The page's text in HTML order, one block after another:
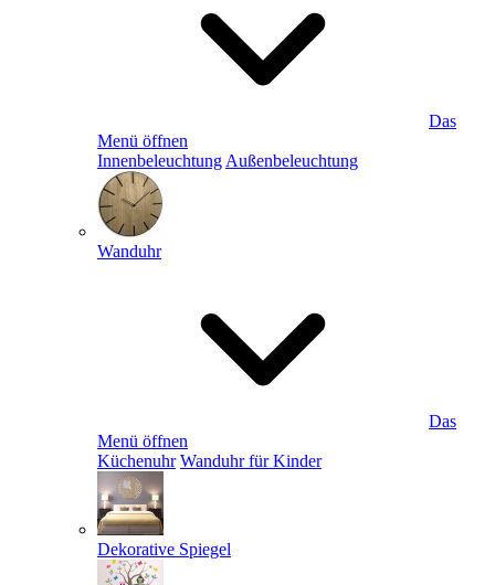
Das
Menü öffnen
Innenbeleuchtung Außenbeleuchtung
Wanduhr
Das
Menü öffnen
Küchenuhr Wanduhr für Kinder
Dekorative Spiegel